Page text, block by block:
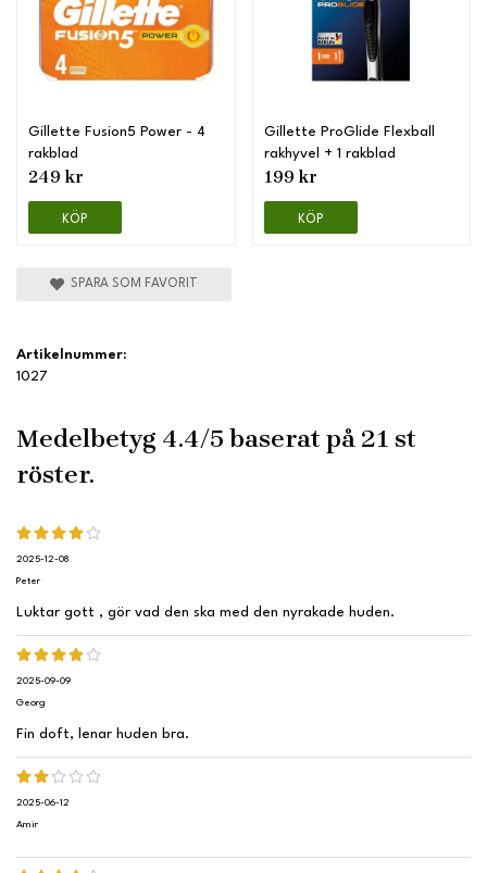
Gillette Fusion5 Power - 4
rakblad
249 kr
KÖP
Gillette ProGlide Flexball
rakhyvel + 1 rakblad
199 kr
KÖP
SPARA SOM FAVORIT
Artikelnummer:
1027
Medelbetyg 4.4/5 baserat på 21 st
röster.
2025-12-08
Peter
Luktar gott , gör vad den ska med den nyrakade huden.
2025-09-09
Georg
Fin doft, lenar huden bra.
2025-06-12
Amir